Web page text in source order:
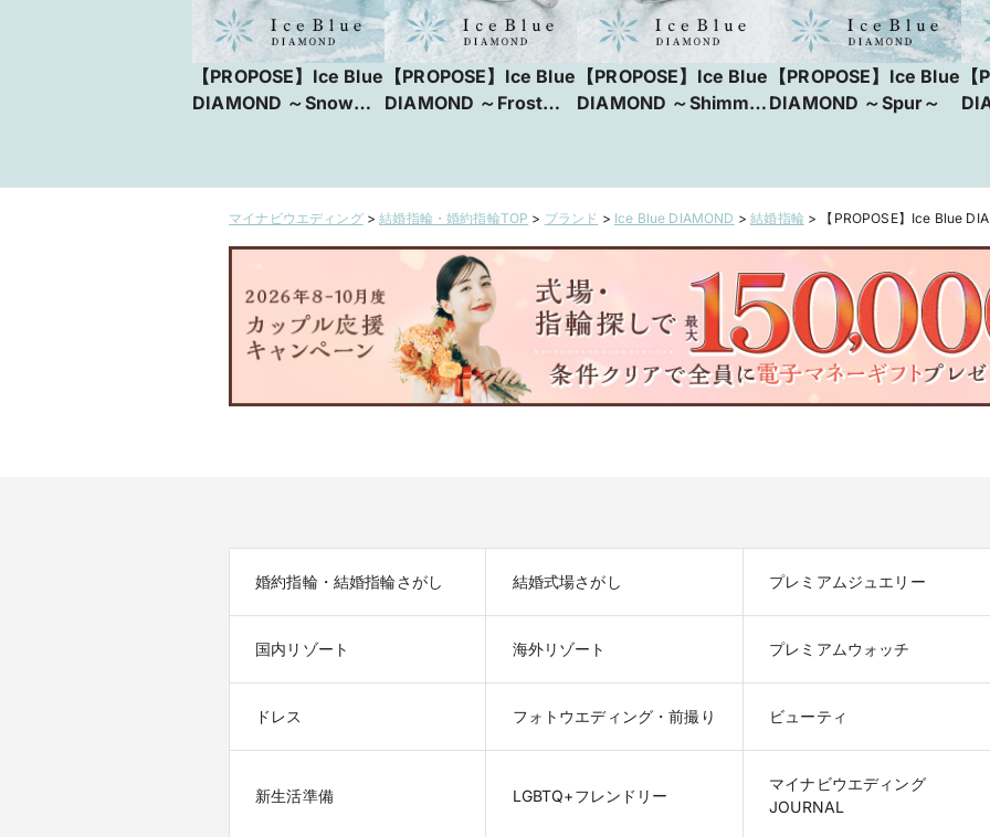
【PROPOSE】Ice Blue
DIAMOND ～Snow
【PROPOSE】Ice Blue
DIAMOND ～Frost
【PROPOSE】Ice Blue
DIAMOND ～Shimmer
【PROPOSE】Ice Blue
DIAMOND ～Spur～
マイナビウエディング>結婚指輪・婚約指輪TOP > ブランド > Ice Blue DIAMOND >結婚指輪 > 【PROPOSE】Ice Blue
婚約指輪・結婚指輪さがし 結婚式場さがし プレミアムジュエリー
国内リゾート 海外リゾート プレミアムウォッチ
ドレス フォトウエディング・前撮り ビューティ
新生活準備 LGBTQ+フレンドリー
マイナビウエディング
JOURNAL